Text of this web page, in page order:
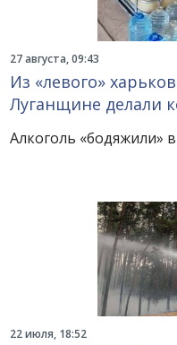
27 августа, 09:43
Из «левого»
Луганщине делали
Алкоголь «бодяжили»
22 июля, 18:52